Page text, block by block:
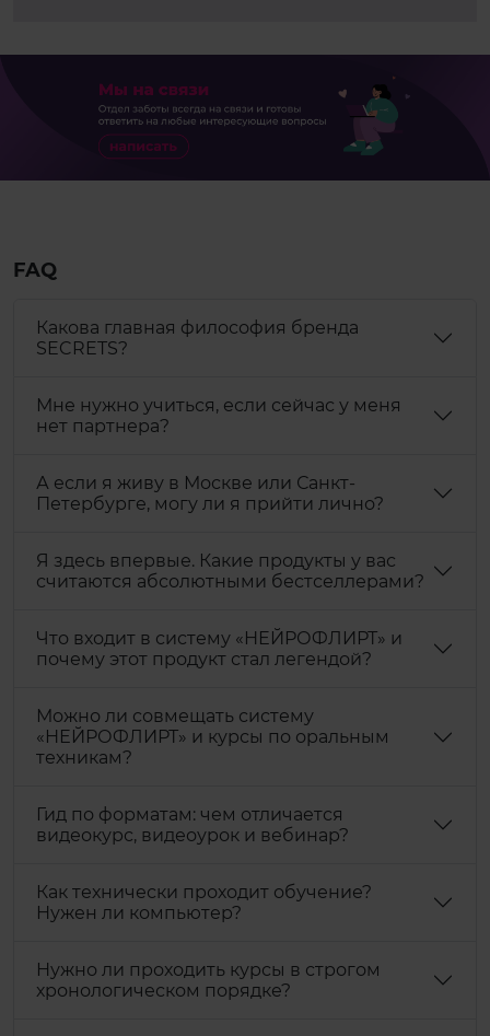
FAQ
Какова главная философия бренда
SECRETS?
Мне нужно учиться, если сейчас у меня
нет партнера?
А если я живу в Москве или Санкт-
Петербурге, могу ли я прийти лично?
Я здесь впервые. Какие продукты у вас
считаются абсолютными бестселлерами?
Что входит в систему «НЕЙРОФЛИРТ» и
почему этот продукт стал легендой?
Можно ли совмещать систему
«НЕЙРОФЛИРТ» и курсы по оральным
техникам?
Гид по форматам: чем отличается
видеокурс, видеоурок и вебинар?
Как технически проходит обучение?
Нужен ли компьютер?
Нужно ли проходить курсы в строгом
хронологическом порядке?